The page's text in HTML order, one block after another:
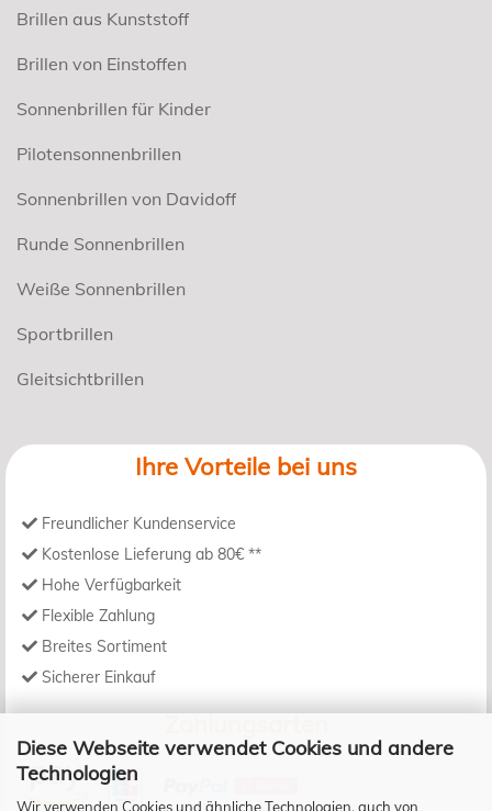
Diese Webseite verwendet Cookies und andere
Technologien
Wir verwenden Cookies und ähnliche Technologien, auch von
Brillen aus Kunststoff
Brillen von Einstoffen
Sonnenbrillen für Kinder
Pilotensonnenbrillen
Sonnenbrillen von Davidoff
Runde Sonnenbrillen
Weiße Sonnenbrillen
Sportbrillen
Gleitsichtbrillen
Ihre Vorteile bei uns
Freundlicher Kundenservice
Kostenlose Lieferung ab 80€ **
Hohe Verfügbarkeit
Flexible Zahlung
Breites Sortiment
Sicherer Einkauf